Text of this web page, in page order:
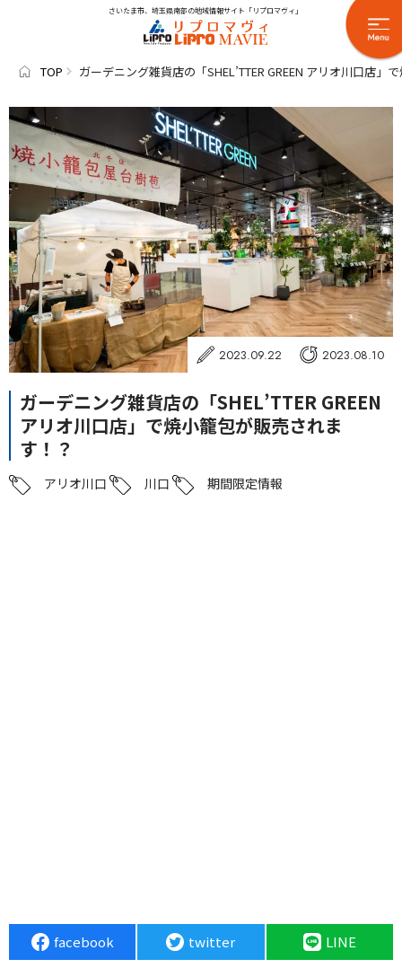
さいたま市、埼玉県南部の地域情報サイト「リプロマヴィ」
TOP ガーデニング雑貨店の「SHEL’TTER GREEN アリオ川口店」
2023.09.22 2023.08.10
ガーデニング雑貨店の「SHEL’TTER GREEN
アリオ川口店」で焼小籠包が販売されま
す！？
アリオ川口 川口 期間限定情報
facebook twitter LINE